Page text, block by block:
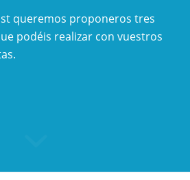
queremos proponeros tres
podéis realizar con vuestros